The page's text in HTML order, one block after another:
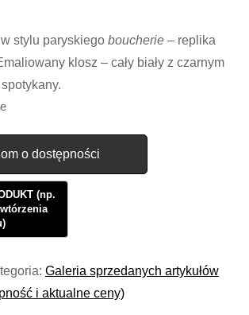
stylu paryskiego boucherie – replika
klosz – cały biały z czarnym
o dostępności
Galeria sprzedanych artykułów
i aktualne ceny)